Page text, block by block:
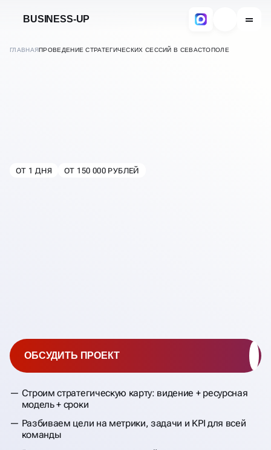
BUSINESS-UP
ГЛАВНАЯПРОВЕДЕНИЕ СТРАТЕГИЧЕСКИХ СЕССИЙ В СЕВАСТОПОЛЕ
ОТ 1 ДНЯ ОТ 150 000 РУБЛЕЙ
Строим стратегическую карту: видение + ресурсная
модель + сроки
Разбиваем цели на метрики, задачи и KPI для всей
команды
ОБСУДИТЬ ПРОЕКТ